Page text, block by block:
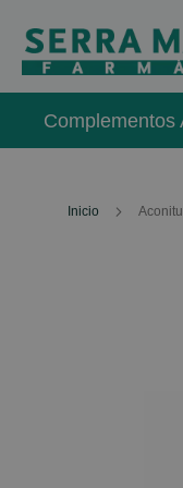
Complementos
Inicio